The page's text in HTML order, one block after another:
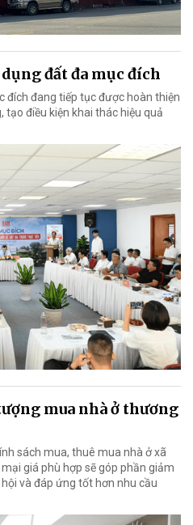
đất đa mục đích
đích đang tiếp tục được hoàn thiện
điều kiện khai thác hiệu quả
mua nhà ở thương
sách mua, thuê mua nhà ở xã
giá phù hợp sẽ góp phần giảm
và đáp ứng tốt hơn nhu cầu